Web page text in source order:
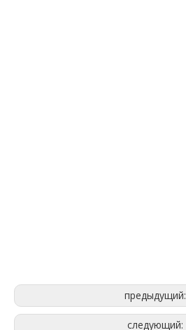
предыдущий:
следующий: